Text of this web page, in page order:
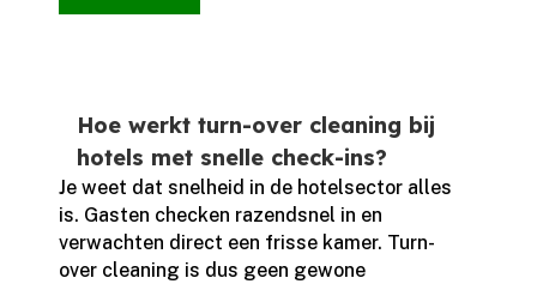
Hoe werkt turn-over cleaning bij
hotels met snelle check-ins?
Je weet dat snelheid in de hotelsector alles
is.​ Gasten checken razendsnel in en
verwachten direct een frisse kamer.​ Turn-
over cleaning is dus geen gewone